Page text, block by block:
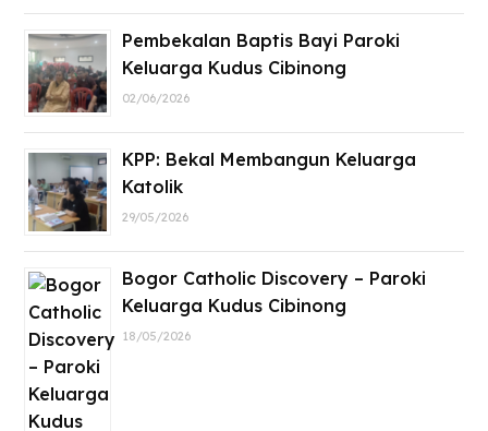
Pembekalan Baptis Bayi Paroki
Keluarga Kudus Cibinong
02/06/2026
KPP: Bekal Membangun Keluarga
Katolik
29/05/2026
Bogor Catholic Discovery – Paroki
Keluarga Kudus Cibinong
18/05/2026